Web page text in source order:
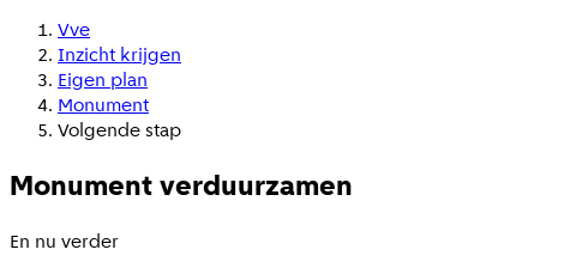
Vve
Inzicht krijgen
Eigen plan
Monument
Volgende stap
Monument verduurzamen
En nu verder